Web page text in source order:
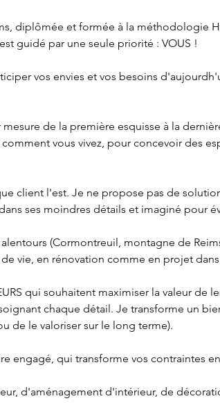
diplômée et formée à la méthodologie
guidé par une seule priorité : VOUS !
vos envies et vos besoins
de la première esquisse à la
vous vivez, pour concevoir des
client l'est. Je ne propose pas de
ses moindres détails et imaginé pour
(Cormontreuil, montagne de
vie, en rénovation comme en projet
qui souhaitent maximiser la valeur de
chaque détail. Je transforme un
de le valoriser sur le long terme).
engagé, qui transforme vos contraintes
d'aménagement d'intérieur, de